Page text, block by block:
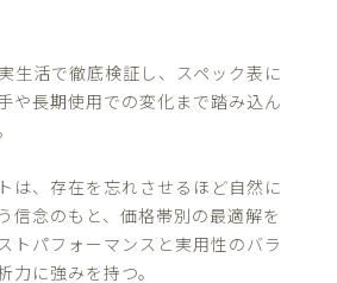
生活で徹底検証し、スペック表に
や長期使用での変化まで踏み込ん
は、存在を忘れさせるほど自然に
信念のもと、価格帯別の最適解を
トパフォーマンスと実用性のバラ
力に強みを持つ。